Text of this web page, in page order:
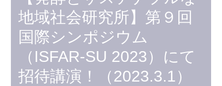
地域社会研究所】第９回
国際シンポジウム
（ISFAR-SU 2023）にて
招待講演！（2023.3.1）